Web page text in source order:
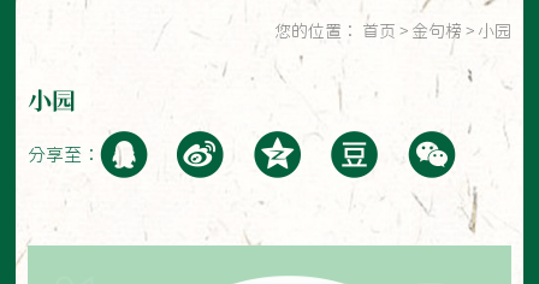
您的位置： 首页 > 金句榜 > 小园
小园
分享至：